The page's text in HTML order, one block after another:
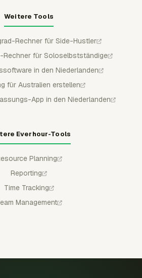
Weitere Tools
Rechner für Side-Hustler
Rechner für Soloselbstständige
in den Niederlanden
für Australien erstellen
App in den Niederlanden
Everhour-Tools
Planning
Reporting
Time Tracking
Management